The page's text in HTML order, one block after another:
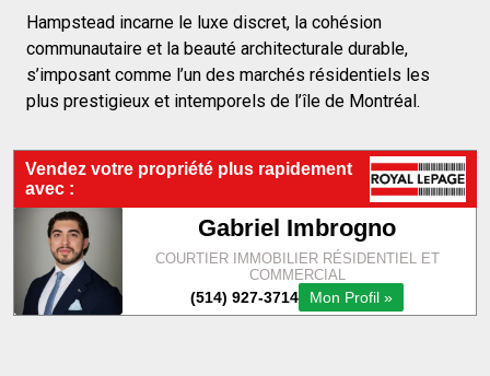
Hampstead incarne le luxe discret, la cohésion
communautaire et la beauté architecturale durable,
s’imposant comme l’un des marchés résidentiels les
plus prestigieux et intemporels de l’île de Montréal.